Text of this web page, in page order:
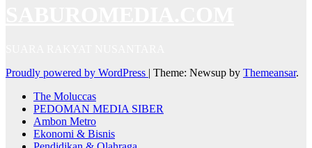
Proudly powered by WordPress | Theme: Newsup by Themeansar.
The Moluccas
PEDOMAN MEDIA SIBER
Ambon Metro
Ekonomi & Bisnis